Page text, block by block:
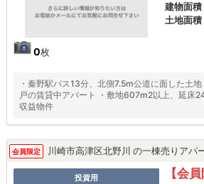
0枚
建物面積
土地面積
・秦野駅バス13分、北側7.5m公道に面した土
戸の賃貸中アパート ・敷地607m2以上、延床
収益物件
会員限定 川崎市高津区北野川 の一棟売りアパ
投資用 【会